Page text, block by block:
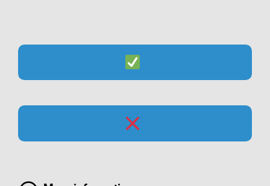
Impfbereitschaft in
Deutschland